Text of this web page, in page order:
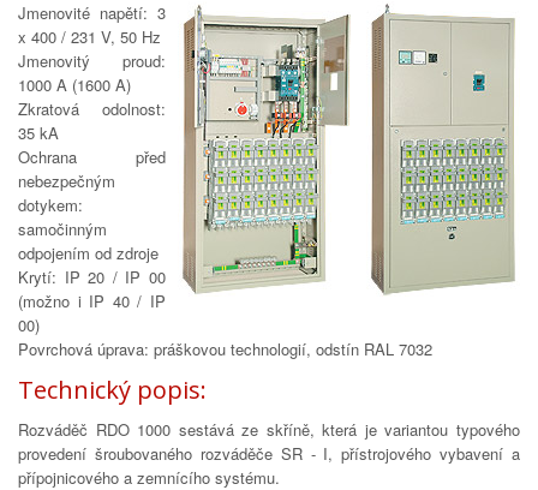
Jmenovité napětí: 3
x 400 / 231 V, 50 Hz
Jmenovitý proud:
1000 A (1600 A)
Zkratová odolnost:
35 kA
Ochrana před
nebezpečným
dotykem:
samočinným
odpojením od zdroje
Krytí: IP 20 / IP 00
(možno i IP 40 / IP
00)
Povrchová úprava: práškovou technologií, odstín RAL 7032
Technický popis:
Rozváděč RDO 1000 sestává ze skříně, která je variantou typového
provedení šroubovaného rozváděče SR - I, přístrojového vybavení a
přípojnicového a zemnícího systému.